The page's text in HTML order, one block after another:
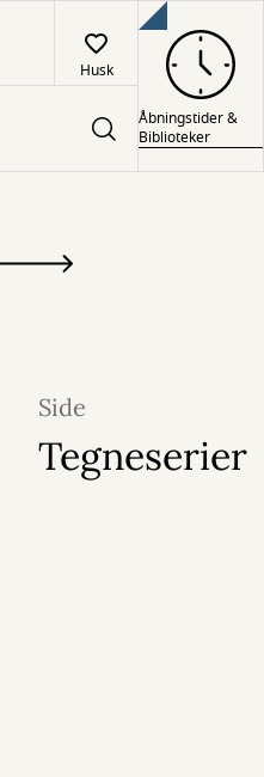
Husk
Åbningstider &
Biblioteker
Side
Tegneserier